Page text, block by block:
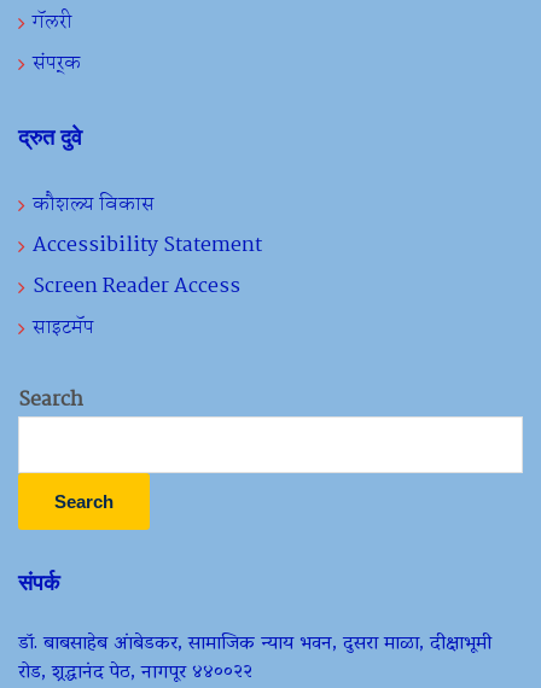
गॅलरी
संपर्क
द्रुत दुवे
कौशल्य विकास
Accessibility Statement
Screen Reader Access
साइटमॅप
Search
Search
संपर्क
डॉ. बाबसाहेब आंबेडकर, सामाजिक न्याय भवन, दुसरा माळा, दीक्षाभूमी
रोड, श्रद्धानंद पेठ, नागपूर ४४००२२